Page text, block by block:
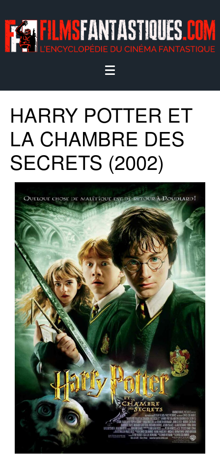
HARRY POTTER ET
LA CHAMBRE DES
SECRETS (2002)